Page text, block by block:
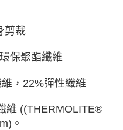
剪裁
保聚酯纖維
，22%彈性纖維
維 ((THERMOLITE®
。